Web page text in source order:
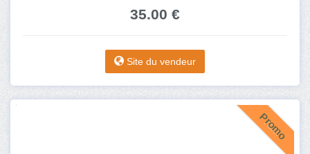
35.00 €
Site du vendeur
Promo